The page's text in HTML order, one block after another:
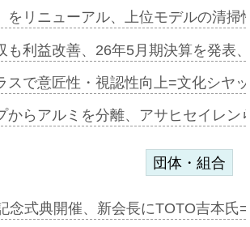
をリニューアル、上位モデルの清
も利益改善、26年5月期決算を発表
スで意匠性・視認性向上=文化シヤ
からアルミを分離、アサヒセイレ
団体・組合
念式典開催、新会長にTOTO吉本氏